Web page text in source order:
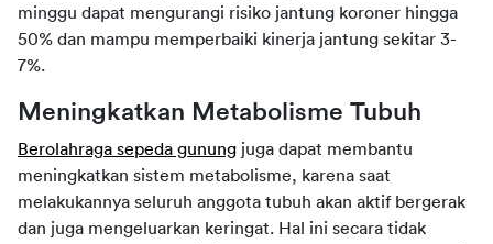
minggu dapat mengurangi risiko jantung koroner hingga
50% dan mampu memperbaiki kinerja jantung sekitar 3-
7%.
Meningkatkan Metabolisme Tubuh
Berolahraga sepeda gunung juga dapat membantu
meningkatkan sistem metabolisme, karena saat
melakukannya seluruh anggota tubuh akan aktif bergerak
dan juga mengeluarkan keringat. Hal ini secara tidak